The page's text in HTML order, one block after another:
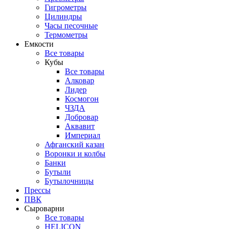
Гигрометры
Цилиндры
Часы песочные
Термометры
Емкости
Все товары
Кубы
Все товары
Алковар
Лидер
Космогон
ЧЗДА
Добровар
Аквавит
Империал
Афганский казан
Воронки и колбы
Банки
Бутыли
Бутылочницы
Прессы
ПВК
Сыроварни
Все товары
HELICON